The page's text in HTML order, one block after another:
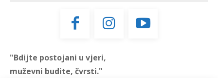
"Bdijte postojani u vjeri,
muževni budite, čvrsti."